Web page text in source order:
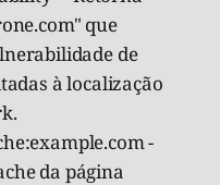
que
de
à localização
-
da página